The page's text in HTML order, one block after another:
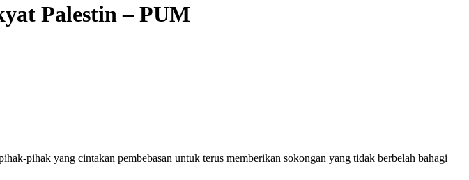
Palestin – PUM
pihak yang cintakan pembebasan untuk terus memberikan sokongan yang tidak berbelah bahagi